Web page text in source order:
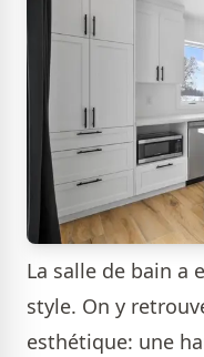
La salle de bain a
style. On y
esthétique: une